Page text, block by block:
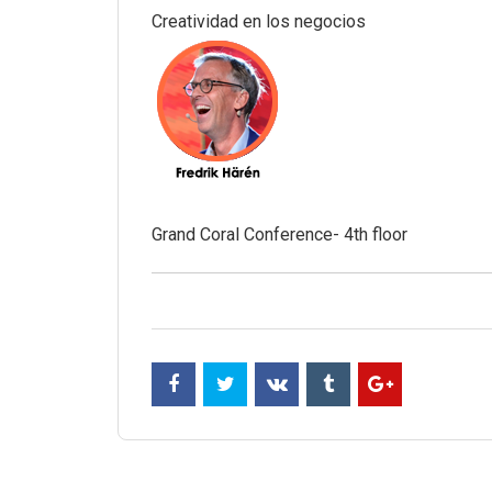
Creatividad en los negocios
Grand Coral Conference- 4th floor